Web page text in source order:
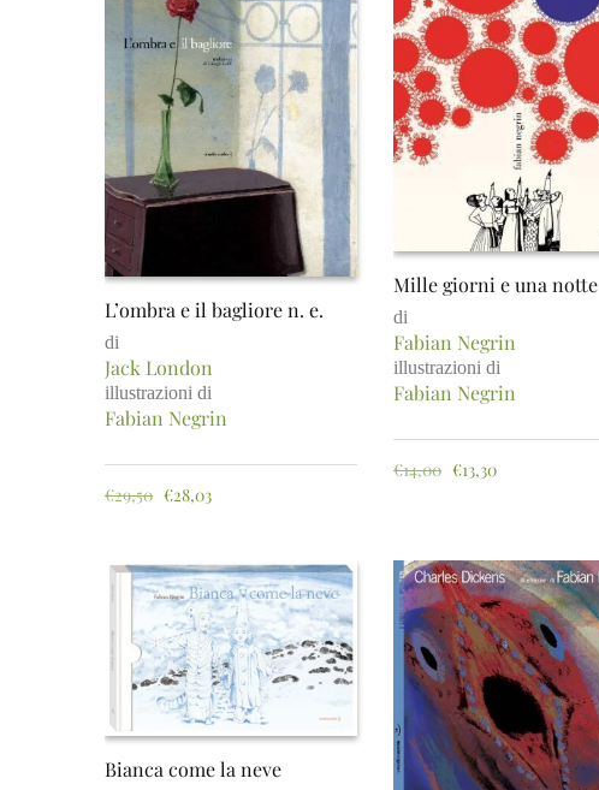
L’ombra e il bagliore n. e.
di
Jack London
illustrazioni di
Fabian Negrin
€29,50 €28,03
Mille giorni e una notte
di
Fabian Negrin
illustrazioni di
Fabian Negrin
€14,00 €13,30
Bianca come la neve